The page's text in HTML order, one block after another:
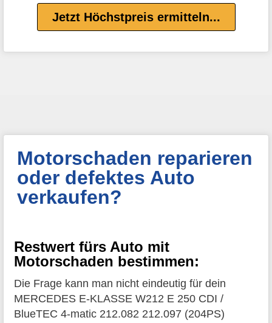
Jetzt Höchstpreis ermitteln...
Motorschaden reparieren
oder defektes Auto
verkaufen?
Restwert fürs Auto mit
Motorschaden bestimmen:
Die Frage kann man nicht eindeutig für dein
MERCEDES E-KLASSE W212 E 250 CDI /
BlueTEC 4-matic 212.082 212.097 (204PS)